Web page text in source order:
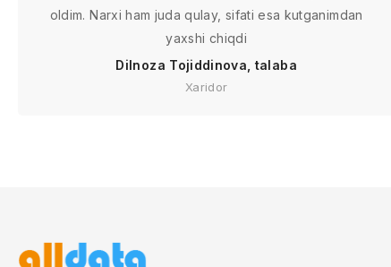
oldim. Narxi ham juda qulay, sifati esa kutganimdan
yaxshi chiqdi
Dilnoza Tojiddinova, talaba
Xaridor